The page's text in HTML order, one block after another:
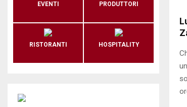
EVENTI PRODUTTORI
RISTORANTI HOSPITALITY